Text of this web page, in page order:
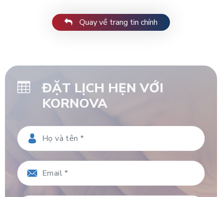
Quay về trang tin chính
ĐẶT LỊCH HẸN VỚI
KORNOVA